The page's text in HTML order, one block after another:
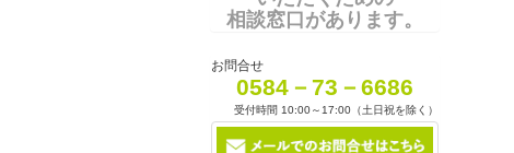
相談窓口があります。
お問合せ
0584－73－6686
受付時間 10:00～17:00（土日祝を除く）